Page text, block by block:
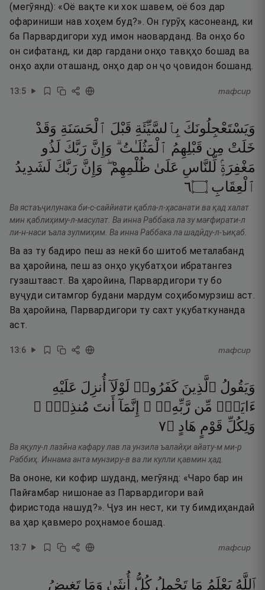
(мегӯянд): «Оё вақте ки хок шавем, оё боз дар
офариниши нав хоҳем буд?». Он гурӯҳ касонеанд, ки
ба Парвардигори худ имон наоварданд. Ва онҳо бо
он сифатанд, ки дар гардани онҳо тавқҳо бошад ва
онҳо аҳли оташанд, онҳо дар он ҷо ҷовидон бошанд.
13:5 тафсир
وَيَسْتَعْجِلُونَكَ بِٱلسَّيِّئَةِ قَبْلَ ٱلْحَسَنَةِ وَقَدْ
خَلَتْ مِن قَبْلِهِمُ ٱلْمَثُلَـٰتُ ۗ وَإِنَّ رَبَّكَ لَذُو
مَغْفِرَةٍۢ لِّلنَّاسِ عَلَىٰ ظُلْمِهِمْ ۖ وَإِنَّ رَبَّكَ لَشَدِيدُ
ٱلْعِقَابِ ۝٦
Ва ястаъҷилунака би-с-саййиати қабла-л-ҳасанати ва қад халат
мин қаблиҳиму-л-масулат. Ва инна Раббака ла зу мағфирати-л
ли-н-наси ъала зулмиҳим. Ва инна Раббака ла шадӣду-л-ъиқаб.
Ва аз ту бадиро пеш аз некӣ бо шитоб металабанд
ва ҳаройина, пеш аз онҳо уқубатҳои ибратангез
гузаштааст. Ва ҳаройина, Парвардигори ту бо
вуҷуди ситамгор будани мардум соҳибомурзиш аст.
Ва ҳаройина, Парвардигори ту сахт уқубаткунанда
аст.
13:6 тафсир
وَيَقُولُ ٱلَّذِينَ كَفَرُوا۟ لَوْلَآ أُنزِلَ عَلَيْهِ
ءَايَةٌۭ مِّن رَّبِّهِۦٓ ۗ إِنَّمَآ أَنتَ مُنذِرٌۭ ۖ
وَلِكُلِّ قَوْمٍ هَادٍ ۝٧
Ва яқулу-л лазӣна кафару лав ла унзила ъалайҳи айату-м ми-р
Раббиҳ. Иннама анта мунзиру-в ва ли кулли қавмин ҳад.
Ва ононе, ки кофир шуданд, мегӯянд: «Чаро бар ин
Пайғамбар нишонае аз Парвардигори вай
фиристода нашуд?». Ҷуз ин нест, ки ту бимдиҳандаӣ
ва ҳар қавмеро роҳнамое бошад.
13:7 тафсир
ٱللَّهُ يَعْلَمُ مَا تَحْمِلُ كُلُّ أُنثَىٰ وَمَا تَغِيضُ